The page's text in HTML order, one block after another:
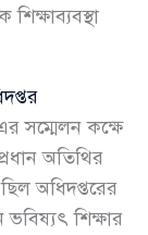
শিক্ষাব্যবস্থা
সম্মেলন কক্ষে
অতিথির
অধিদপ্তরের
শিক্ষার